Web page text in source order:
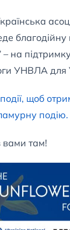
благодійну
на підтримку
УНВЛА для
щоб
подію.
вами там!